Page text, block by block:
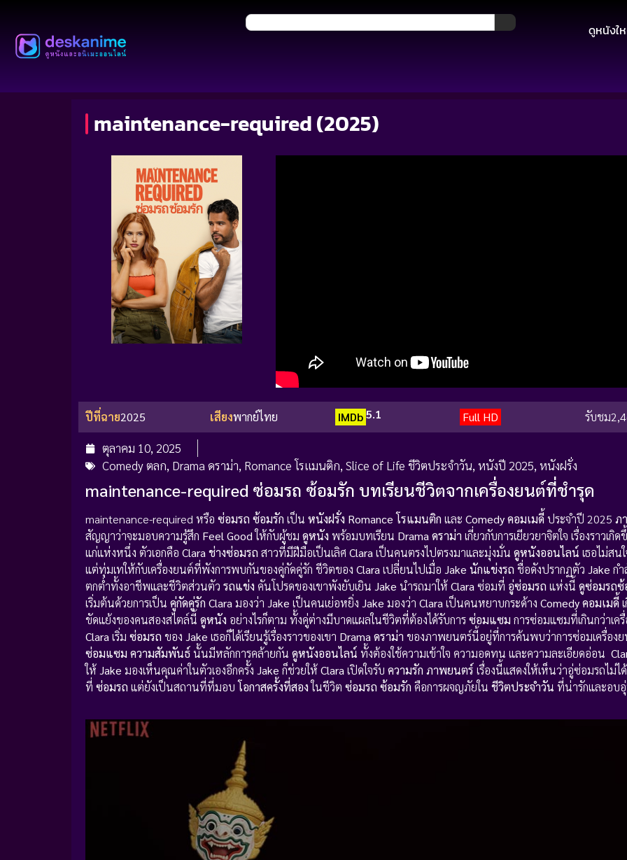
ดูหนังใ
maintenance-required (2025)
ปีที่ฉาย2025 เสียงพากย์ไทย IMDb 5.1 Full HD รับชม
ตุลาคม 10, 2025
Comedy ตลก, Drama ดราม่า, Romance โรแมนติก, Slice of Life ชีวิตประจำวัน, หนังปี 2025, หนังฝรั่ง
maintenance-required ซ่อมรถ ซ้อมรัก บทเรียนชีวิตจากเครื่องยนต์ที่ชำรุด
maintenance-required หรือ ซ่อมรถ ซ้อมรัก เป็น หนังฝรั่ง Romance โรแมนติก และ Comedy คอมเมดี้ประจำปี 2025 ภ
สัญญาว่าจะมอบความรู้สึก Feel Goodให้กับผู้ชม ดูหนัง พร้อมบทเรียน Drama ดราม่า เกี่ยวกับการเยียวยาจิตใจ เรื่องราวเกิ
แก่แห่งหนึ่ง ตัวเอกคือ Clara ช่างซ่อมรถ สาวที่มีฝีมือเป็นเลิศ Clara เป็นคนตรงไปตรงมาและมุ่งมั่น ดูหนังออนไลน์ เธอไม่สน
แต่ทุ่มเทให้กับเครื่องยนต์ที่พังการพบกันของคู่กัดคู่รัก ชีวิตของ Clara เปลี่ยนไปเมื่อ Jake นักแข่งรถ ชื่อดังปรากฏตัว Jake กำ
ตกต่ำทั้งอาชีพและชีวิตส่วนตัว รถแข่ง คันโปรดของเขาพังยับเยิน Jake นำรถมาให้Clara ซ่อมที่ อู่ซ่อมรถ แห่งนี้ ดูซ่อมรถซ้
เริ่มต้นด้วยการเป็น คู่กัดคู่รัก Clara มองว่า Jake เป็นคนเย่อหยิ่ง Jake มองว่า Clara เป็นคนหยาบกระด้าง Comedy คอมเมดี้
ขัดแย้งของคนสองสไตล์นี้ ดูหนัง อย่างไรก็ตาม ทั้งคู่ต่างมีบาดแผลในชีวิตที่ต้องได้รับการซ่อมแซม การซ่อมแซมที่เกินกว่าเค
Clara เริ่ม ซ่อมรถ ของ Jake เธอก็ได้เรียนรู้เรื่องราวของเขา Drama ดราม่า ของภาพยนตร์นี้อยู่ที่การค้นพบว่าการซ่อมเครื่อง
ซ่อมแซม ความสัมพันธ์นั้นมีหลักการคล้ายกัน ดูหนังออนไลน์ ทั้งต้องใช้ความเข้าใจ ความอดทน และความละเอียดอ่อน
ให้ Jake มองเห็นคุณค่าในตัวเองอีกครั้ง Jake ก็ช่วยให้Clara เปิดใจรับ ความรัก ภาพยนตร์ เรื่องนี้แสดงให้เห็นว่าอู่ซ่อมรถไม่ไ
ที่ ซ่อมรถ แต่ยังเป็นสถานที่ที่มอบ โอกาสครั้งที่สองในชีวิต ซ่อมรถ ซ้อมรัก คือการผจญภัยใน ชีวิตประจำวัน ที่น่ารักและอบ